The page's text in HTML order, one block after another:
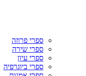
ספרי פרוזה
ספרי שירה
ספרי עיון
ספרי ביוגרפיה